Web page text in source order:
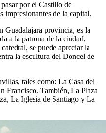
por el Castillo de
impresionantes de la capital.
Guadalajara provincia, es la
a la patrona de la ciudad,
se puede apreciar la
la escultura del Doncel de
tales como: La Casa del
Francisco. También, La Plaza
La Iglesia de Santiago y La